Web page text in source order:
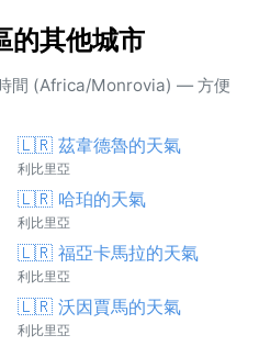
的其他城市
間 (Africa/Monrovia) — 方便
🇱🇷 茲韋德魯的天氣
利比里亞
🇱🇷 哈珀的天氣
利比里亞
🇱🇷 福亞卡馬拉的天氣
利比里亞
🇱🇷 沃因賈馬的天氣
利比里亞